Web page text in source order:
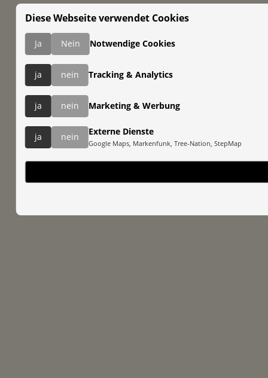
Diese Webseite verwendet Cookies
Ja Nein Notwendige Cookies
ja nein Tracking & Analytics
ja nein Marketing & Werbung
ja nein
Externe Dienste
Google Maps, Markenfunk, Tree-Nation, StepMap